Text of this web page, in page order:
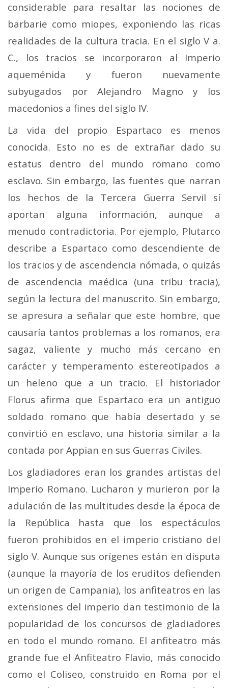
considerable para resaltar las nociones de
barbarie como miopes, exponiendo las ricas
realidades de la cultura tracia. En el siglo V a.
C., los tracios se incorporaron al Imperio
aqueménida y fueron nuevamente
subyugados por Alejandro Magno y los
macedonios a fines del siglo IV.
La vida del propio Espartaco es menos
conocida. Esto no es de extrañar dado su
estatus dentro del mundo romano como
esclavo. Sin embargo, las fuentes que narran
los hechos de la Tercera Guerra Servil sí
aportan alguna información, aunque a
menudo contradictoria. Por ejemplo, Plutarco
describe a Espartaco como descendiente de
los tracios y de ascendencia nómada, o quizás
de ascendencia maédica (una tribu tracia),
según la lectura del manuscrito. Sin embargo,
se apresura a señalar que este hombre, que
causaría tantos problemas a los romanos, era
sagaz, valiente y mucho más cercano en
carácter y temperamento estereotipados a
un heleno que a un tracio. El historiador
Florus afirma que Espartaco era un antiguo
soldado romano que había desertado y se
convirtió en esclavo, una historia similar a la
contada por Appian en sus Guerras Civiles.
Los gladiadores eran los grandes artistas del
Imperio Romano. Lucharon y murieron por la
adulación de las multitudes desde la época de
la República hasta que los espectáculos
fueron prohibidos en el imperio cristiano del
siglo V. Aunque sus orígenes están en disputa
(aunque la mayoría de los eruditos defienden
un origen de Campania), los anfiteatros en las
extensiones del imperio dan testimonio de la
popularidad de los concursos de gladiadores
en todo el mundo romano. El anfiteatro más
grande fue el Anfiteatro Flavio, más conocido
como el Coliseo, construido en Roma por el